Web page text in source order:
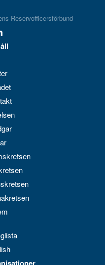
Reservofficersförbund